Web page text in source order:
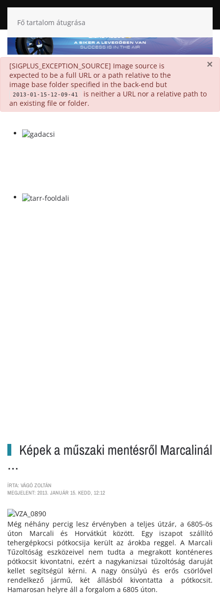
Fő tartalom átugrása
×
danger
[SIGPLUS_EXCEPTION_SOURCE] Image source is
expected to be a full URL or a path relative to the
image base folder specified in the back-end but
2013-01-15-12-09-41
is neither a URL nor a relative path to
an existing file or folder.
Képek a műszaki mentésről Marcalinál
…
ÍRTA: VÁGÓ ZOLTÁN
MEGJELENT: 2013. JANUÁR 15. KEDD, 12:12
Még néhány percig lesz érvényben a teljes útzár, a 6805-ös
úton Marcali és Horvátkút között. Egy iszapot szállító
tehergépkocsi pótkocsija került az árokba reggel. A Marcali
Tűzoltóság eszközeivel nem tudta a megrakott konténeres
pótkocsit kivontatni, ezért a nagykanizsai tűzoltóság daruját
kellet segítségül kérni. A nagy önsúlyú és erős csörlővel
rendelkező jármű, két állásból kivontatta a pótkocsit.
Hamarosan helyre áll a forgalom a 6805 úton.